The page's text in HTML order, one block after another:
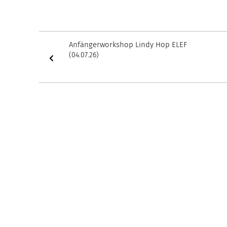
Anfängerworkshop Lindy Hop ELEF
(04.07.26)